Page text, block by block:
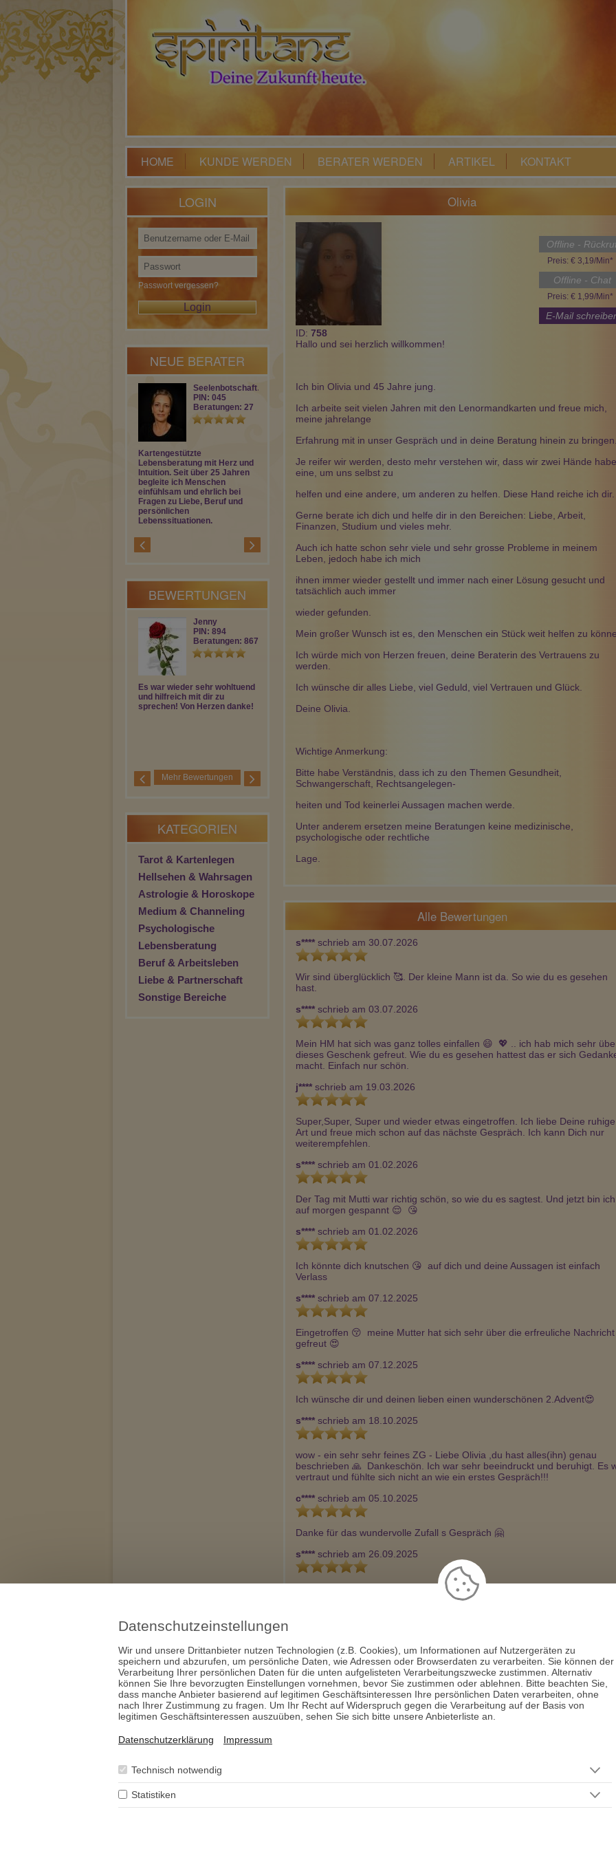
HOME KUNDE WERDEN BERATER WERDEN ARTIKEL KONTAKT
LOGIN
Passwort vergessen?
NEUE BERATER
Seelenbotschaft…
PIN: 045
Beratungen: 27
Kartengestützte
Lebensberatung mit Herz und
Intuition. Seit über 25 Jahren
begleite ich Menschen
einfühlsam und ehrlich bei
Fragen zu Liebe, Beruf und
persönlichen
Lebenssituationen.
Serafino
Beratungen: 11
Herzschmerz? Sehnsucht und
Gedankenkreisen? Dann bist
bekommst du deine Klarheit
meinem Tarot, auch aus der
Sicht eines Mannes.
Michi
Beratungen: 123
treffsichere
Zukunftsprognosen aus den
Beratungen:
Kartenlegen, Hellsehen,
und allen Bereichen in deinem
alle Fragen und Themen offen.
BEWERTUNGEN
Jenny
PIN: 894
Beratungen: 867
Es war wieder sehr wohltuend
und hilfreich mit dir zu
sprechen! Von Herzen danke!
PIN: 046
Beratungen: 14
Liebe Mara,dass war ein ganz
mich mich sehr verblüfft mit
PIN: 028
super beratung- vielen dank
PIN: 372
super beratung- vielen dank
Mehr Bewertungen
KATEGORIEN
Tarot & Kartenlegen
Hellsehen & Wahrsagen
Astrologie & Horoskope
Medium & Channeling
Psychologische
Lebensberatung
Beruf & Arbeitsleben
Liebe & Partnerschaft
Sonstige Bereiche
Olivia
Offline -
Preis: € 3,19/Min*
Offline - Chat
Preis: € 1,99/Min*
E-Mail
ID: 758
Hallo und sei herzlich willkommen!
Ich bin Olivia und 45 Jahre jung.
Ich arbeite seit vielen Jahren mit den Lenormandkarten und freue mich,
meine jahrelange
Erfahrung mit in unser Gespräch und in deine Beratung hinein zu
Je reifer wir werden, desto mehr verstehen wir, dass wir zwei Hände
eine, um uns selbst zu
helfen und eine andere, um anderen zu helfen. Diese Hand reiche ich dir.
Gerne berate ich dich und helfe dir in den Bereichen: Liebe, Arbeit,
Finanzen, Studium und vieles mehr.
Auch ich hatte schon sehr viele und sehr grosse Probleme in meinem
Leben, jedoch habe ich mich
ihnen immer wieder gestellt und immer nach einer Lösung gesucht und
tatsächlich auch immer
wieder gefunden.
Mein großer Wunsch ist es, den Menschen ein Stück weit helfen zu
Ich würde mich von Herzen freuen, deine Beraterin des Vertrauens zu
werden.
Ich wünsche dir alles Liebe, viel Geduld, viel Vertrauen und Glück.
Deine Olivia.
Wichtige Anmerkung:
Bitte habe Verständnis, dass ich zu den Themen Gesundheit,
Schwangerschaft, Rechtsangelegen-
heiten und Tod keinerlei Aussagen machen werde.
Unter anderem ersetzen meine Beratungen keine medizinische,
psychologische oder rechtliche
Lage.
Alle Bewertungen
s**** schrieb am 30.07.2026
Wir sind überglücklich 🥰. Der kleine Mann ist da. So wie du es gesehen
hast.
s**** schrieb am 03.07.2026
Mein HM hat sich was ganz tolles einfallen 😄  💖 .. ich hab mich sehr
dieses Geschenk gefreut. Wie du es gesehen hattest das er sich
macht. Einfach nur schön.
j**** schrieb am 19.03.2026
Super,Super, Super und wieder etwas eingetroffen. Ich liebe Deine ruhige
Art und freue mich schon auf das nächste Gespräch. Ich kann Dich nur
weiterempfehlen.
s**** schrieb am 01.02.2026
Der Tag mit Mutti war richtig schön, so wie du es sagtest. Und jetzt bin ich
auf morgen gespannt 😌  😘
s**** schrieb am 01.02.2026
Ich könnte dich knutschen 😘  auf dich und deine Aussagen ist einfach
Verlass
s**** schrieb am 07.12.2025
Eingetroffen 😚  meine Mutter hat sich sehr über die erfreuliche Nachricht
gefreut 😍
s**** schrieb am 07.12.2025
Ich wünsche dir und deinen lieben einen wunderschönen 2.Advent😍
s**** schrieb am 18.10.2025
wow - ein sehr sehr feines ZG - Liebe Olivia ,du hast alles(ihn) genau
beschrieben 🙏  Dankeschön. Ich war sehr beeindruckt und beruhigt. Es
vertraut und fühlte sich nicht an wie ein erstes Gespräch!!!
c**** schrieb am 05.10.2025
Danke für das wundervolle Zufall s Gespräch 🤗
s**** schrieb am 26.09.2025
Du bist meine Lieblingsberaterin 💕  dir kann ich einfach alles erzählen
du stehst mir immer mit Rat und Tat zur Seite ☺ ️
1 2 3 4 5 6 7 8 9 10 11 12
14
15 > >>
** Exklusiv auf denAstroGroup-Portalen
* Alle angegebenen Preise verstehen sich inkl. der jeweils gültigen Umsatzsteuer zzgl. folgender
Alle anzeigen
Datenschutzeinstellungen
Wir und unsere Drittanbieter nutzen Technologien (z.B. Cookies), um Informationen auf Nutzergeräten zu
speichern und abzurufen, um persönliche Daten, wie Adressen oder Browserdaten zu verarbeiten. Sie können der
Verarbeitung Ihrer persönlichen Daten für die unten aufgelisteten Verarbeitungszwecke zustimmen. Alternativ
können Sie Ihre bevorzugten Einstellungen vornehmen, bevor Sie zustimmen oder ablehnen. Bitte beachten Sie,
dass manche Anbieter basierend auf legitimen Geschäftsinteressen Ihre persönlichen Daten verarbeiten, ohne
nach Ihrer Zustimmung zu fragen. Um Ihr Recht auf Widerspruch gegen die Verarbeitung auf der Basis von
legitimen Geschäftsinteressen auszuüben, sehen Sie sich bitte unsere Anbieterliste an.
Datenschutzerklärung Impressum
Technisch notwendig
Statistiken